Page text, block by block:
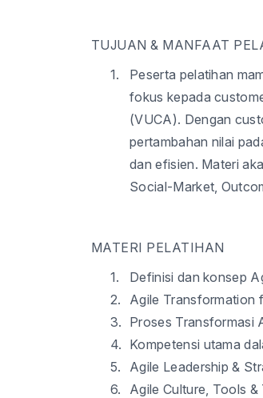
TUJUAN & MANFAAT
1.
Peserta pelatihan
fokus kepada
(VUCA). Dengan
pertambahan nilai
dan efisien. Materi
Social-Market,
MATERI PELATIHAN
1.
Definisi dan konsep
2.
Agile Transformation
3. Proses Transformasi
4. Kompetensi utama
5.
Agile Leadership &
6.
Agile Culture, Tools &